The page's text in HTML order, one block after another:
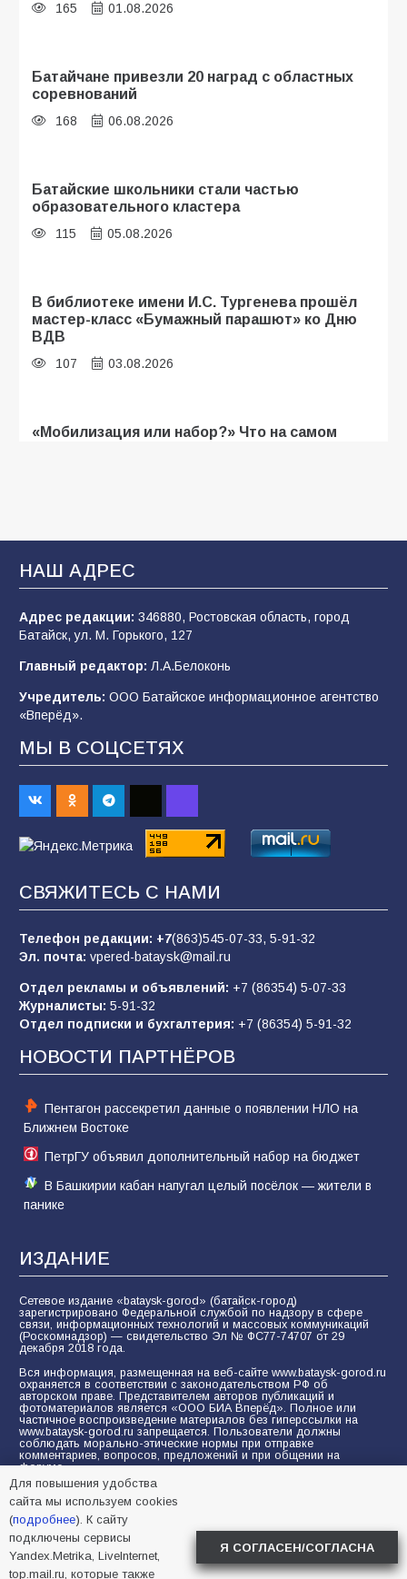
165 01.08.2026
Батайчане привезли 20 наград с областных
соревнований
168 06.08.2026
Батайские школьники стали частью
образовательного кластера
115 05.08.2026
В библиотеке имени И.С. Тургенева прошёл
мастер-класс «Бумажный парашют» ко Дню
ВДВ
107 03.08.2026
«Мобилизация или набор?» Что на самом
В Батайске продолжаются дорожные работы
102 04.08.2026
после выборов: в Госдуме дали ответ
99 06.08.2026
«Слухами Москву не возьмёшь»: почему
заявления Киева о мобилизации — это
отчаяние, а не разведка
02.08.2026
В детском саду № 35 дети освоили
строительные профессии в ходе
спортивного праздника
85 07.08.2026
Морской квест в детском саду: как
воспитанники спасали Нептуна
74 01.08.2026
НАШ АДРЕС
Адрес редакции: 346880, Ростовская область, город
Батайск, ул. М. Горького, 127
Главный редактор: Л.А.Белоконь
Учредитель: ООО Батайское информационное агентство
«Вперёд».
МЫ В СОЦСЕТЯХ
СВЯЖИТЕСЬ С НАМИ
Телефон редакции: +7(863)545-07-33, 5-91-32
Эл. почта: vpered-bataysk@mail.ru
Отдел рекламы и объявлений: +7 (86354) 5-07-33
Журналисты: 5-91-32
Отдел подписки и бухгалтерия: +7 (86354) 5-91-32
НОВОСТИ ПАРТНЁРОВ
Пентагон рассекретил данные о появлении НЛО на
Ближнем Востоке
ПетрГУ объявил дополнительный набор на бюджет
В Башкирии кабан напугал целый посёлок — жители в
панике
ИЗДАНИЕ
Сетевое издание «bataysk-gorod» (батайск-город)
зарегистрировано Федеральной службой по надзору в сфере
связи, информационных технологий и массовых коммуникаций
(Роскомнадзор) — свидетельство Эл № ФС77-74707 от 29
декабря 2018 года.
Вся информация, размещенная на веб-сайте www.bataysk-gorod.ru
охраняется в соответствии с законодательством РФ об
авторском праве. Представителем авторов публикаций и
фотоматериалов является «ООО БИА Вперёд». Полное или
частичное воспроизведение материалов без гиперссылки на
www.bataysk-gorod.ru запрещается. Пользователи должны
соблюдать морально-этические нормы при отправке
комментариев, вопросов, предложений и при общении на
форуме.
Политика конфиденциальности и защиты информации
Согласие на обработку персональных данных с помощью
сервисов Yandex.Metrika, LiveInternet, top.mail.ru
© 2005-2026 БИА «ВПЕРЕД»
Для повышения удобства
сайта мы используем cookies
(подробнее). К сайту
подключены сервисы
Yandex.Metrika, LiveInternet,
top.mail.ru, которые также
Я СОГЛАСЕН/СОГЛАСНА